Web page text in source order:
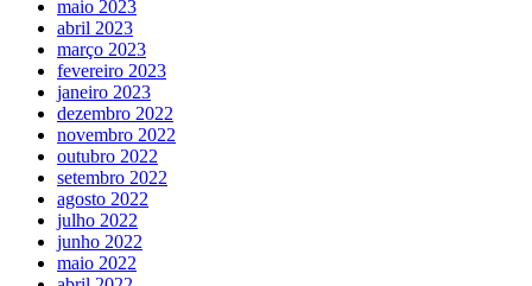
maio 2023
abril 2023
março 2023
fevereiro 2023
janeiro 2023
dezembro 2022
novembro 2022
outubro 2022
setembro 2022
agosto 2022
julho 2022
junho 2022
maio 2022